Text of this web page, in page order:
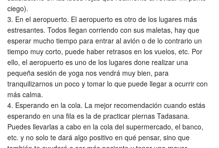
ciego).
En el aeropuerto. El aeropuerto es otro de los lugares más
estresantes. Todos llegan corriendo con sus maletas, hay que
esperar mucho tiempo para entrar al avión o de lo contrario un
tiempo muy corto, puede haber retrasos en los vuelos, etc. Por
ello, el aeropuerto es uno de los lugares done realizar una
pequeña sesión de yoga nos vendrá muy bien, para
tranquilizarnos un poco y tomar lo que puede llegar a ocurrir con
más calma.
Esperando en la cola. La mejor recomendación cuando estás
esperando en una fila es la de practicar piernas Tadasana.
Puedes llevarlas a cabo en la cola del supermercado, el banco,
etc. y no solo te dará algo positivo en qué pensar, sino que